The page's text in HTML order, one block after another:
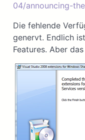
04/announcing-
Die fehlende
genervt. Endlich
Features. Aber